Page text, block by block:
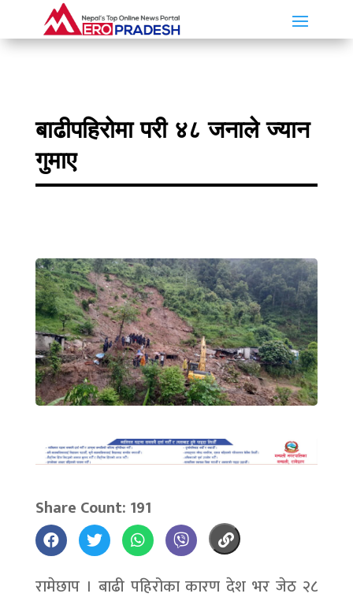
बाढीपहिरोमा परी ४८ जनाले ज्यान
गुमाए
Share Count: 191
रामेछाप । बाढी पहिरोका कारण देश भर जेठ २८